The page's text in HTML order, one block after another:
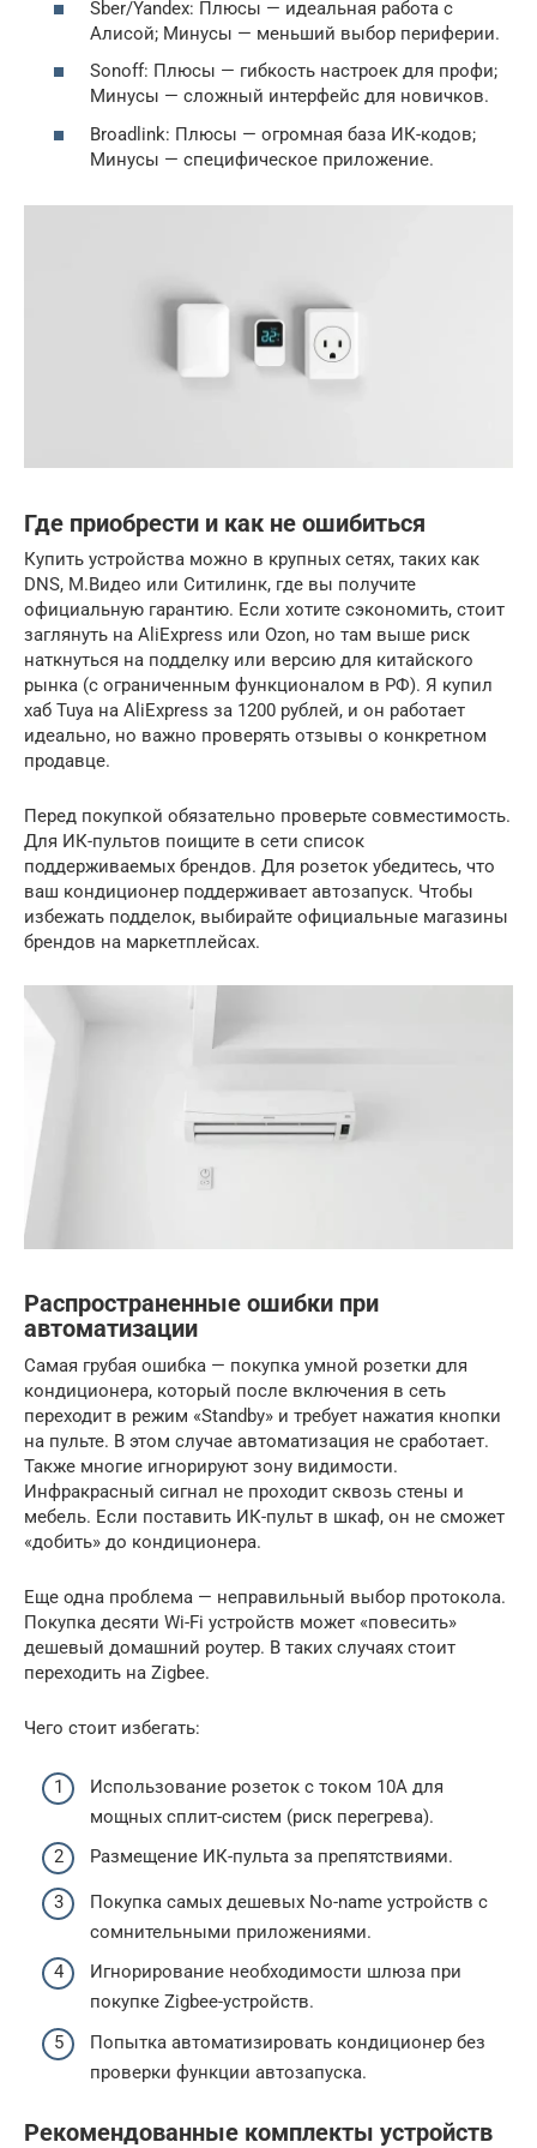
Sber/Yandex: Плюсы — идеальная работа с
Алисой; Минусы — меньший выбор периферии.
Sonoff: Плюсы — гибкость настроек для профи;
Минусы — сложный интерфейс для новичков.
Broadlink: Плюсы — огромная база ИК-кодов;
Минусы — специфическое приложение.
Где приобрести и как не ошибиться
Купить устройства можно в крупных сетях, таких как
DNS, М.Видео или Ситилинк, где вы получите
официальную гарантию. Если хотите сэкономить, стоит
заглянуть на AliExpress или Ozon, но там выше риск
наткнуться на подделку или версию для китайского
рынка (с ограниченным функционалом в РФ). Я купил
хаб Tuya на AliExpress за 1200 рублей, и он работает
идеально, но важно проверять отзывы о конкретном
продавце.
Перед покупкой обязательно проверьте совместимость.
Для ИК-пультов поищите в сети список
поддерживаемых брендов. Для розеток убедитесь, что
ваш кондиционер поддерживает автозапуск. Чтобы
избежать подделок, выбирайте официальные магазины
брендов на маркетплейсах.
Распространенные ошибки при
автоматизации
Самая грубая ошибка — покупка умной розетки для
кондиционера, который после включения в сеть
переходит в режим «Standby» и требует нажатия кнопки
на пульте. В этом случае автоматизация не сработает.
Также многие игнорируют зону видимости.
Инфракрасный сигнал не проходит сквозь стены и
мебель. Если поставить ИК-пульт в шкаф, он не сможет
«добить» до кондиционера.
Еще одна проблема — неправильный выбор протокола.
Покупка десяти Wi-Fi устройств может «повесить»
дешевый домашний роутер. В таких случаях стоит
переходить на Zigbee.
Чего стоит избегать:
Использование розеток с током 10А для
мощных сплит-систем (риск перегрева).
Размещение ИК-пульта за препятствиями.
Покупка самых дешевых No-name устройств с
сомнительными приложениями.
Игнорирование необходимости шлюза при
покупке Zigbee-устройств.
Попытка автоматизировать кондиционер без
проверки функции автозапуска.
Рекомендованные комплекты устройств